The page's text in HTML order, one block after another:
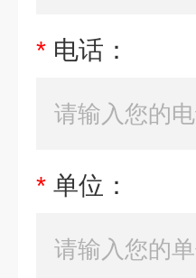
* 电话：
* 单位：